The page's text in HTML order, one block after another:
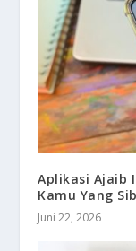
Aplikasi Ajaib
Kamu Yang
Juni 22, 2026